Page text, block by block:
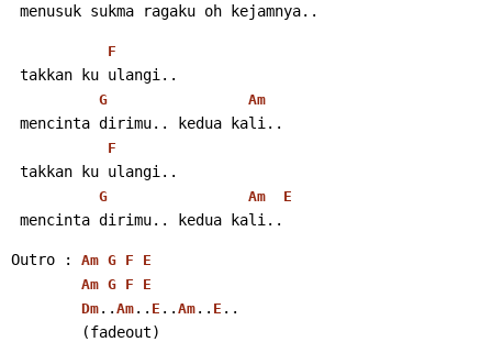
menusuk sukma ragaku oh kejamnya..
F
takkan ku ulangi..
G Am
mencinta dirimu.. kedua kali..
F
takkan ku ulangi..
G Am E
mencinta dirimu.. kedua kali..
Outro : Am G F
E
Am G F
E
Dm .. Am .. E .. Am .. E ..
        (fadeout)